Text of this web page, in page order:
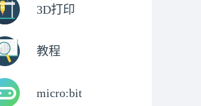
3D打印
教程
micro:bit